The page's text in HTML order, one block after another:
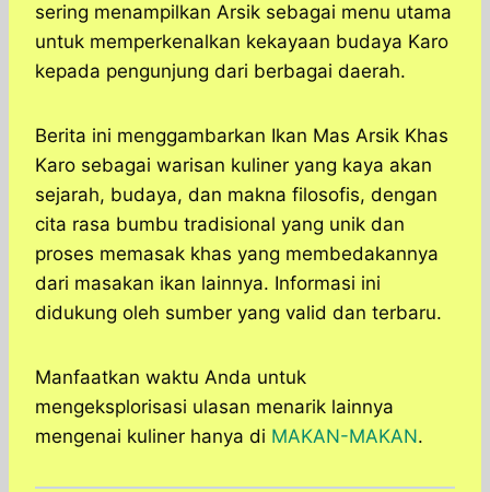
sering menampilkan Arsik sebagai menu utama
untuk memperkenalkan kekayaan budaya Karo
kepada pengunjung dari berbagai daerah.
Berita ini menggambarkan Ikan Mas Arsik Khas
Karo sebagai warisan kuliner yang kaya akan
sejarah, budaya, dan makna filosofis, dengan
cita rasa bumbu tradisional yang unik dan
proses memasak khas yang membedakannya
dari masakan ikan lainnya. Informasi ini
didukung oleh sumber yang valid dan terbaru.
Manfaatkan waktu Anda untuk
mengeksplorisasi ulasan menarik lainnya
mengenai kuliner hanya di MAKAN-MAKAN.